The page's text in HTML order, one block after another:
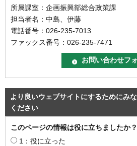
所属課室：企画振興部総合政策課
担当者名：中島、伊藤
電話番号：026-235-7013
ファックス番号：026-235-7471
より良いウェブサイトにするためにみ
ください
このページの情報は役に立ちましたか？
1：役に立った